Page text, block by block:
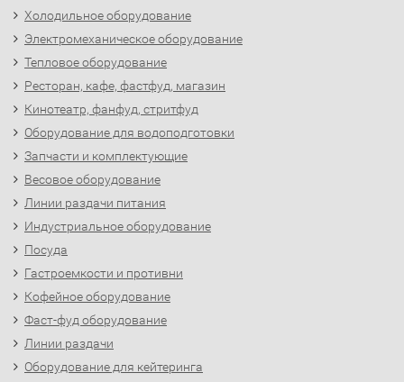
Холодильное оборудование
Электромеханическое оборудование
Тепловое оборудование
Ресторан, кафе, фастфуд, магазин
Кинотеатр, фанфуд, стритфуд
Оборудование для водоподготовки
Запчасти и комплектующие
Весовое оборудование
Линии раздачи питания
Индустриальное оборудование
Посуда
Гастроемкости и противни
Кофейное оборудование
Фаст-фуд оборудование
Линии раздачи
Оборудование для кейтеринга